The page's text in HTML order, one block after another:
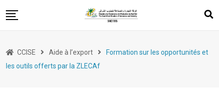
to
Appui à l’export
CCISE Aide à l’export
Formation sur les opportunités et
les outils offerts par la ZLECAf